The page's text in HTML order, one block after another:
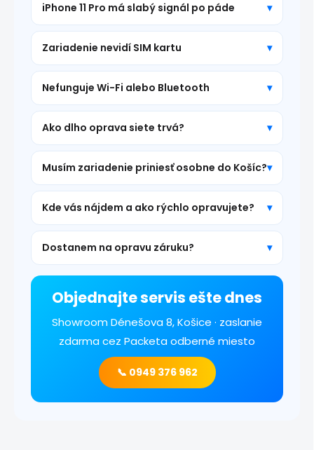
iPhone 11 Pro má slabý signál po páde
Zariadenie nevidí SIM kartu
Nefunguje Wi-Fi alebo Bluetooth
Ako dlho oprava siete trvá?
Musím zariadenie priniesť osobne do Košíc?
Kde vás nájdem a ako rýchlo opravujete?
Dostanem na opravu záruku?
Objednajte servis ešte dnes
Showroom Dénešova 8, Košice · zaslanie
zdarma cez Packeta odberné miesto
📞 0949 376 962